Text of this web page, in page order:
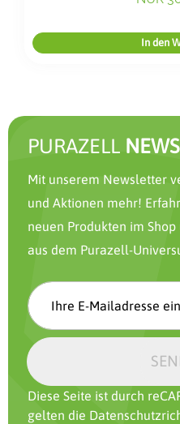
In den
PURAZELL
Mit unserem Newsletter
und Aktionen mehr!
neuen Produkten im
aus dem Purazell-
Diese Seite ist durch
gelten die